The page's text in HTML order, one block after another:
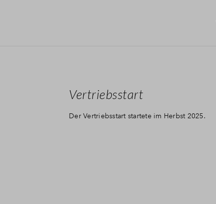
Vertriebsstart
Der Vertriebsstart startete im Herbst 2025.